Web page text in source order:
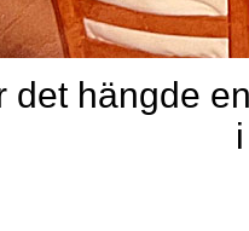
det hängde